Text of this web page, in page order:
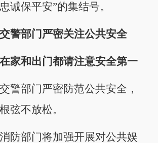
诚保平安”的集结号。
部门严密关注公共安全
和出门都请注意安全第一
部门严密防范公共安全，
弦不放松。
部门将加强开展对公共娱